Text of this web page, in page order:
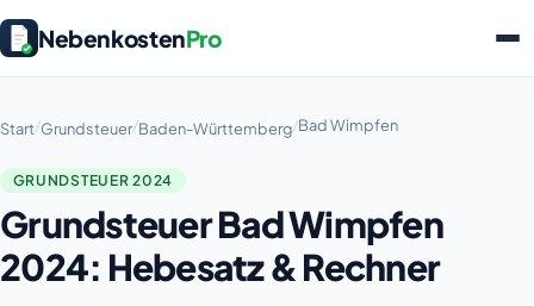
NebenkostenPro
Start/Grundsteuer/Baden-Württemberg/Bad Wimpfen
GRUNDSTEUER 2024
Grundsteuer Bad Wimpfen
2024: Hebesatz & Rechner